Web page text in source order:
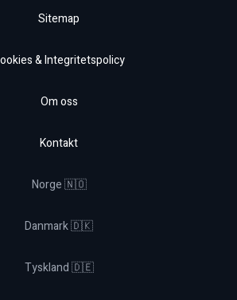
Sitemap
& Integritetspolicy
Om oss
Kontakt
Norge 🇳🇴
Danmark 🇩🇰
Tyskland 🇩🇪